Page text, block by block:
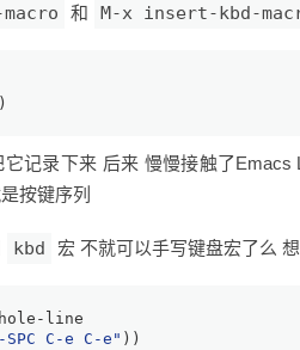
和 M-x insert-kbd-
)
记录下来 后来 慢慢接触了Emacs
按键序列
kbd 宏 不就可以手写键盘宏了么
line
SPC C-e C-e" ))